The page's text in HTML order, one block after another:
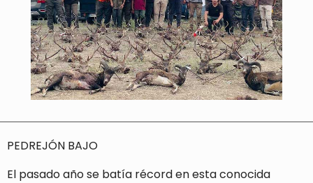
PEDREJÓN BAJO
El pasado año se batía récord en esta conocida